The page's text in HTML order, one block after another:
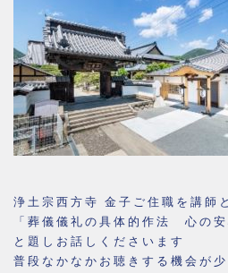
浄土宗西方寺 金子ご住職を講師
「葬儀儀礼の具体的作法 心の安
と題しお話しくださいます
普段なかなかお聴きする機会が